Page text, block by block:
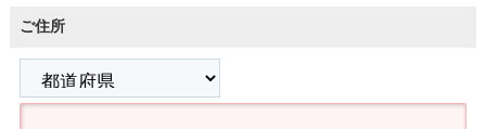
ご住所